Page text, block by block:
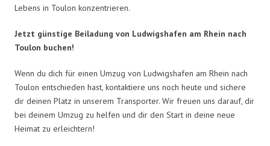
Lebens in Toulon konzentrieren.
Jetzt günstige Beiladung von Ludwigshafen am Rhein nach
Toulon buchen!
Wenn du dich für einen Umzug von Ludwigshafen am Rhein nach
Toulon entschieden hast, kontaktiere uns noch heute und sichere
dir deinen Platz in unserem Transporter. Wir freuen uns darauf, dir
bei deinem Umzug zu helfen und dir den Start in deine neue
Heimat zu erleichtern!